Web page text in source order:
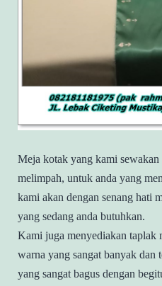
Meja kotak yang kami
melimpah, untuk anda yang
kami akan dengan senang hati
yang sedang anda butuhkan.
Kami juga menyediakan taplak
warna yang sangat banyak
yang sangat bagus dengan